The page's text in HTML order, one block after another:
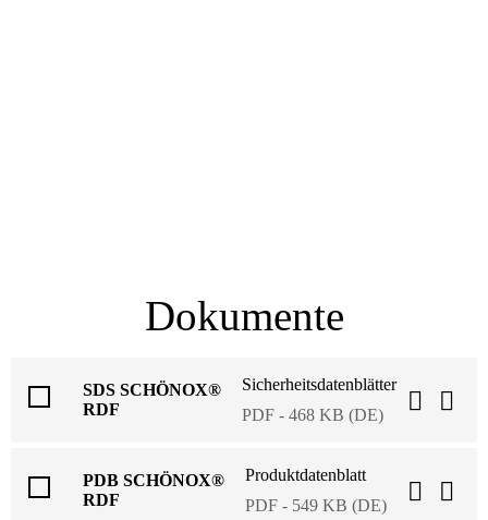
Dokumente
SDS SCHÖNOX®
RDF
Sicherheitsdatenblätter
PDF - 468 KB (DE)
PDB SCHÖNOX®
RDF
Produktdatenblatt
PDF - 549 KB (DE)